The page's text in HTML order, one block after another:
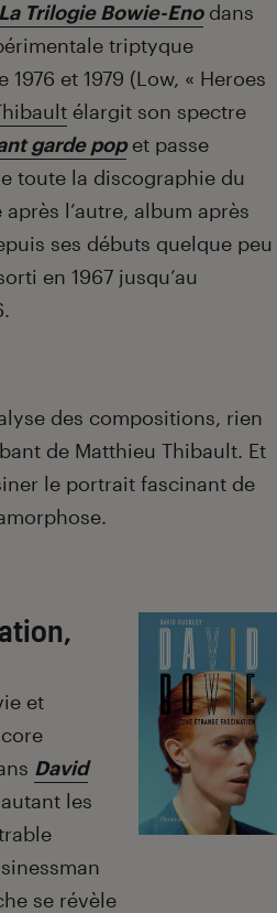
La Trilogie Bowie-Enodans
triptyque
et 1979 (Low, « Heroes
élargit son spectre
garde popet passe
toute la discographie du
l’autre, album après
ses débuts quelque peu
en 1967 jusqu’au
des compositions, rien
de Matthieu Thibault. Et
le portrait fascinant de
et
David
les
se révèle